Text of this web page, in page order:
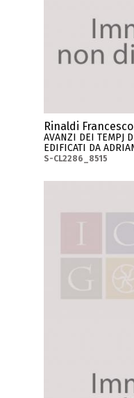
Rinaldi Francesco
AVANZI DEI TEMPJ
EDIFICATI DA
S-CL2286_8515